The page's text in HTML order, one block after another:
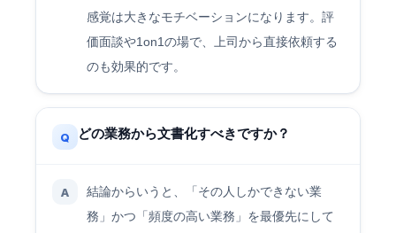
感覚は大きなモチベーションになります。評
価面談や1on1の場で、上司から直接依頼する
のも効果的です。
Q どの業務から文書化すべきですか？
A
結論からいうと、「その人しかできない業
務」かつ「頻度の高い業務」を最優先にして